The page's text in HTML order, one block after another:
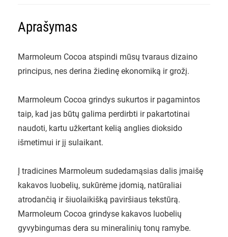
Aprašymas
Marmoleum Cocoa atspindi mūsų tvaraus dizaino
principus, nes derina žiedinę ekonomiką ir grožį.
Marmoleum Cocoa grindys sukurtos ir pagamintos
taip, kad jas būtų galima perdirbti ir pakartotinai
naudoti, kartu užkertant kelią anglies dioksido
išmetimui ir jį sulaikant.
Į tradicines Marmoleum sudedamąsias dalis įmaišę
kakavos luobelių, sukūrėme įdomią, natūraliai
atrodančią ir šiuolaikišką paviršiaus tekstūrą.
Marmoleum Cocoa grindyse kakavos luobelių
gyvybingumas dera su mineralinių tonų ramybe.